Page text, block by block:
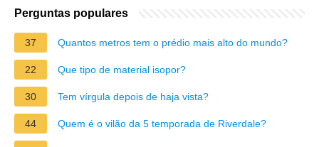
Perguntas populares
37 Quantos metros tem o prédio mais alto do mundo?
22 Que tipo de material isopor?
30 Tem vírgula depois de haja vista?
44 Quem é o vilão da 5 temporada de Riverdale?